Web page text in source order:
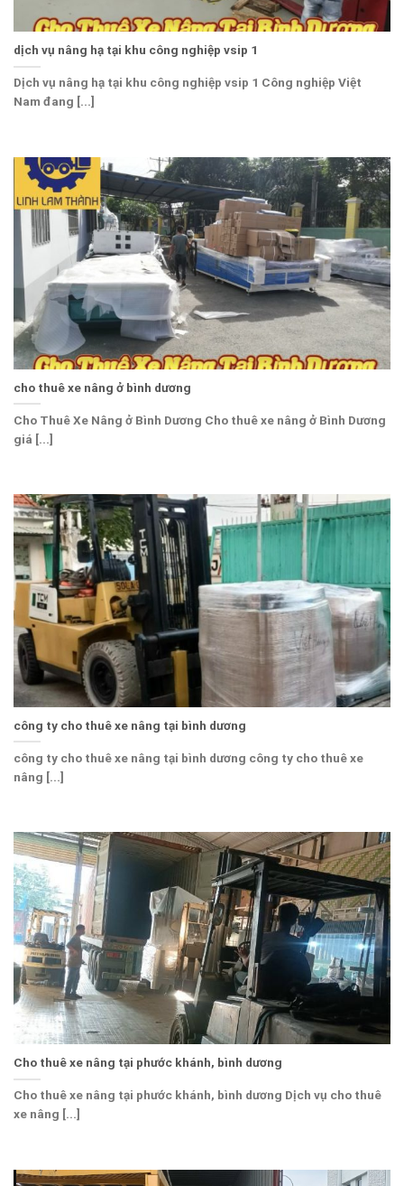
dịch vụ nâng hạ tại khu công nghiệp vsip 1
Dịch vụ nâng hạ tại khu công nghiệp vsip 1 Công nghiệp Việt
Nam đang [...]
cho thuê xe nâng ở bình dương
Cho Thuê Xe Nâng ở Bình Dương Cho thuê xe nâng ở Bình Dương
giá [...]
công ty cho thuê xe nâng tại bình dương
công ty cho thuê xe nâng tại bình dương công ty cho thuê xe
nâng [...]
Cho thuê xe nâng tại phước khánh, bình dương
Cho thuê xe nâng tại phước khánh, bình dương Dịch vụ cho thuê
xe nâng [...]